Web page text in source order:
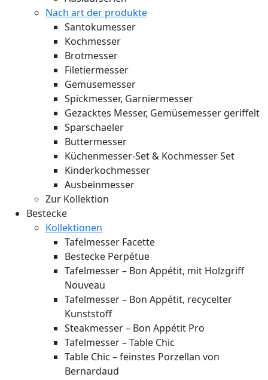
Nach art der produkte
Santokumesser
Kochmesser
Brotmesser
Filetiermesser
Gemüsemesser
Spickmesser, Garniermesser
Gezacktes Messer, Gemüsemesser geriffelt
Sparschaeler
Buttermesser
Küchenmesser-Set & Kochmesser Set
Kinderkochmesser
Ausbeinmesser
Zur Kollektion
Bestecke
Kollektionen
Tafelmesser Facette
Bestecke Perpétue
Tafelmesser – Bon Appétit, mit Holzgriff
Nouveau
Tafelmesser – Bon Appétit, recycelter
Kunststoff
Steakmesser – Bon Appétit Pro
Tafelmesser – Table Chic
Table Chic – feinstes Porzellan von
Bernardaud